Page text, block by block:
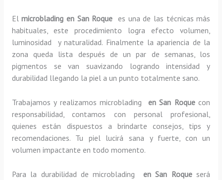
Elmicroblading en San Roque es una de las técnicas más
habituales, este procedimiento logra efecto volumen,
luminosidad y naturalidad. Finalmente la apariencia de la
zona queda lista después de un par de semanas, los
pigmentos se van suavizando logrando intensidad y
durabilidad llegando la piel a un punto totalmente sano.
Trabajamos y realizamos microblading en San Roque con
responsabilidad, contamos con personal profesional,
quienes están dispuestos a brindarte consejos, tips y
recomendaciones. Tu piel lucirá sana y fuerte, con un
volumen impactante en todo momento.
Para la durabilidad de microblading en San Roque será